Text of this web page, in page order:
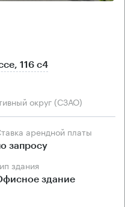
116 с4
округ (СЗАО)
Ставка арендной платы
запросу
Тип здания
здание